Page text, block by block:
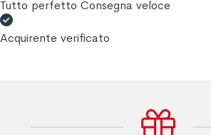
Tutto perfetto Consegna veloce
Acquirente verificato